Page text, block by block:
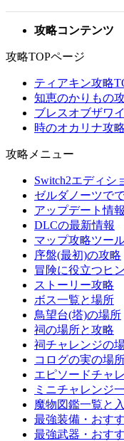
攻略コンテンツ
攻略TOPページ
ティアキン攻略
知恵のかりもの
ブレスオブザワ
時のオカリナ攻
攻略メニュー
Switch2エディシ
ゼルダノーツで
アップデート情報
DLCの最新情報
マップ攻略ツー
序盤(最初)の攻略
冒険に役立つヒ
ストーリー攻略
ボス一覧と場所
鳥望台(塔)の場所
祠の場所と攻略
祠チャレンジの
コログの実の場
エピソードチャ
ミニチャレンジ
魔物図鑑一覧と
最強装備・おす
最強武器・おす